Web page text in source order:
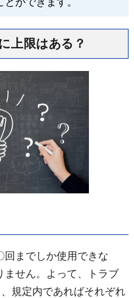
上限はある？
回までしか使用できな
ません。よって、トラブ
規定内であればそれぞれ